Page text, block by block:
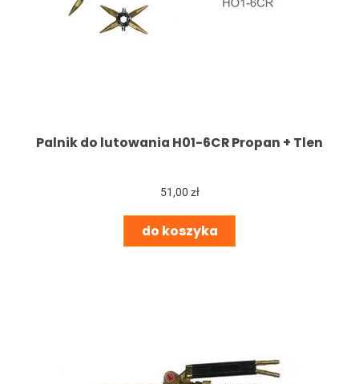
Palnik do lutowania H01-6CR Propan + Tlen
51,00 zł
do koszyka